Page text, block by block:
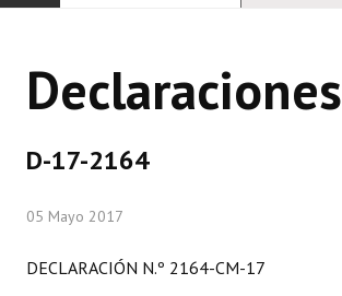
CONCEJO
Comisiones Permanentes
Comisiones Especiales
Declaraciones
D-17-2164
05 Mayo 2017
DECLARACIÓN N.º 2164-CM-17